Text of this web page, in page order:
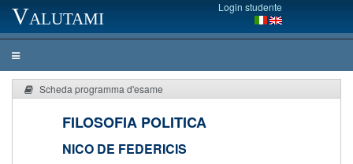
Valutami Login studente
Scheda programma d'esame
FILOSOFIA POLITICA
NICO DE FEDERICIS